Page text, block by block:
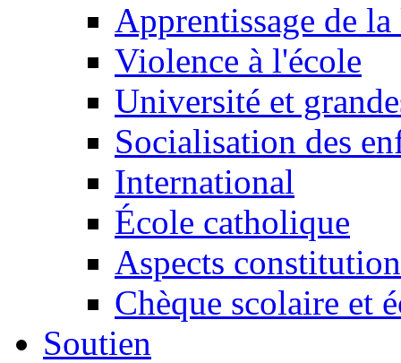
Apprentissage de
Violence à l'école
Université et
Socialisation des
International
École catholique
Aspects
Chèque scolaire et
Soutien